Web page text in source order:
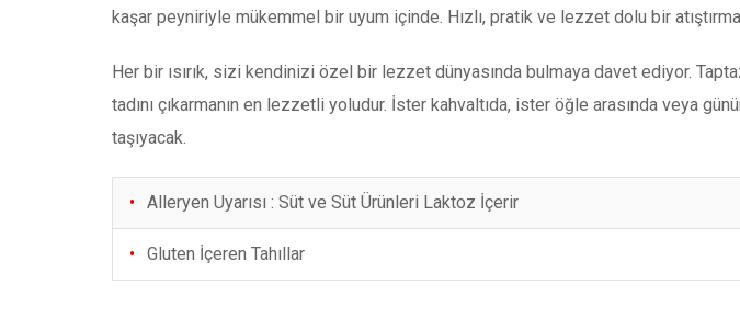
kaşar peyniriyle mükemmel bir uyum içinde. Hızlı, pratik ve lezzet dolu bir
Her bir ısırık, sizi kendinizi özel bir lezzet dünyasında bulmaya davet ediyor.
tadını çıkarmanın en lezzetli yoludur. İster kahvaltıda, ister öğle arasında veya
taşıyacak.
Alleryen Uyarısı : Süt ve Süt Ürünleri Laktoz İçerir
Gluten İçeren Tahıllar